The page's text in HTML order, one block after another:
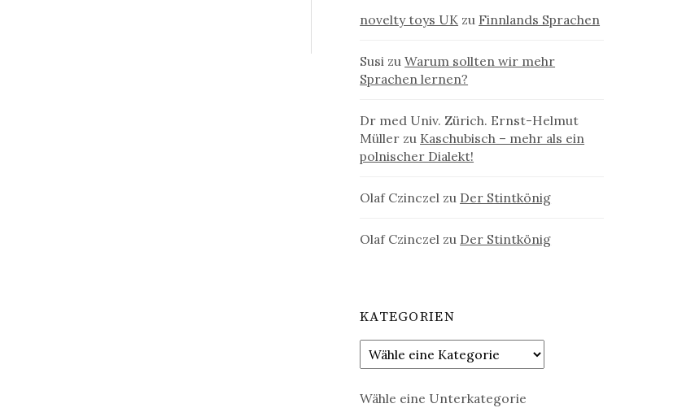
novelty toys UK zu Finnlands Sprachen
Susi zuWarum sollten wir mehr
Sprachen lernen?
Dr med Univ. Zürich. Ernst-Helmut
Müller zu Kaschubisch – mehr als ein
polnischer Dialekt!
Olaf Czinczel zu Der Stintkönig
Olaf Czinczel zu Der Stintkönig
KATEGORIEN
Wähle eine Unterkategorie